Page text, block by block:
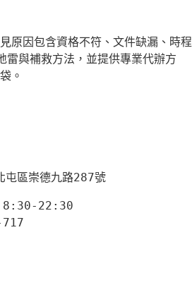
原因包含資格不符、文件缺漏、時程
雷與補救方法，並提供專業代辦方
。
屯區崇德九路287號
8:30-22:30
717